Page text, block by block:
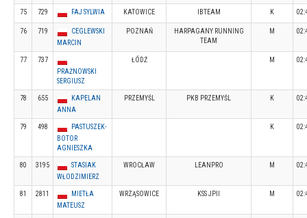
75 729 FAJ SYLWIA KATOWICE IBTEAM K
76 719
CEGLEWSKI
MARCIN
POZNAŃ
HARPAGANY RUNNING
TEAM
M
77
737
PRAŻNOWSKI
SERGIUSZ
ŁÓDŹ M
78 655
KAPELAN
ANNA
PRZEMYŚL PKB PRZEMYŚL K
79 498
PASTUSZEK-
BOTOR
AGNIESZKA
K
80 3195
STASIAK
WŁODZIMIERZ
WROCŁAW LEANPRO M
81 2811
MIETŁA
MATEUSZ
WRZĄSOWICE KSS JPII M